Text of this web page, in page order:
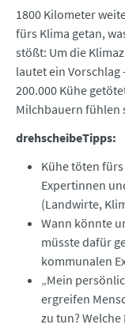
1800 Kilometer
fürs Klima getan,
stößt: Um die
lautet ein
200.000 Kühe
Milchbauern fühlen
drehscheibeTipps:
Kühe töten
Expertinnen
(Landwirte,
Wann könnte
müsste dafür
kommunalen
„Mein
ergreifen
zu tun?